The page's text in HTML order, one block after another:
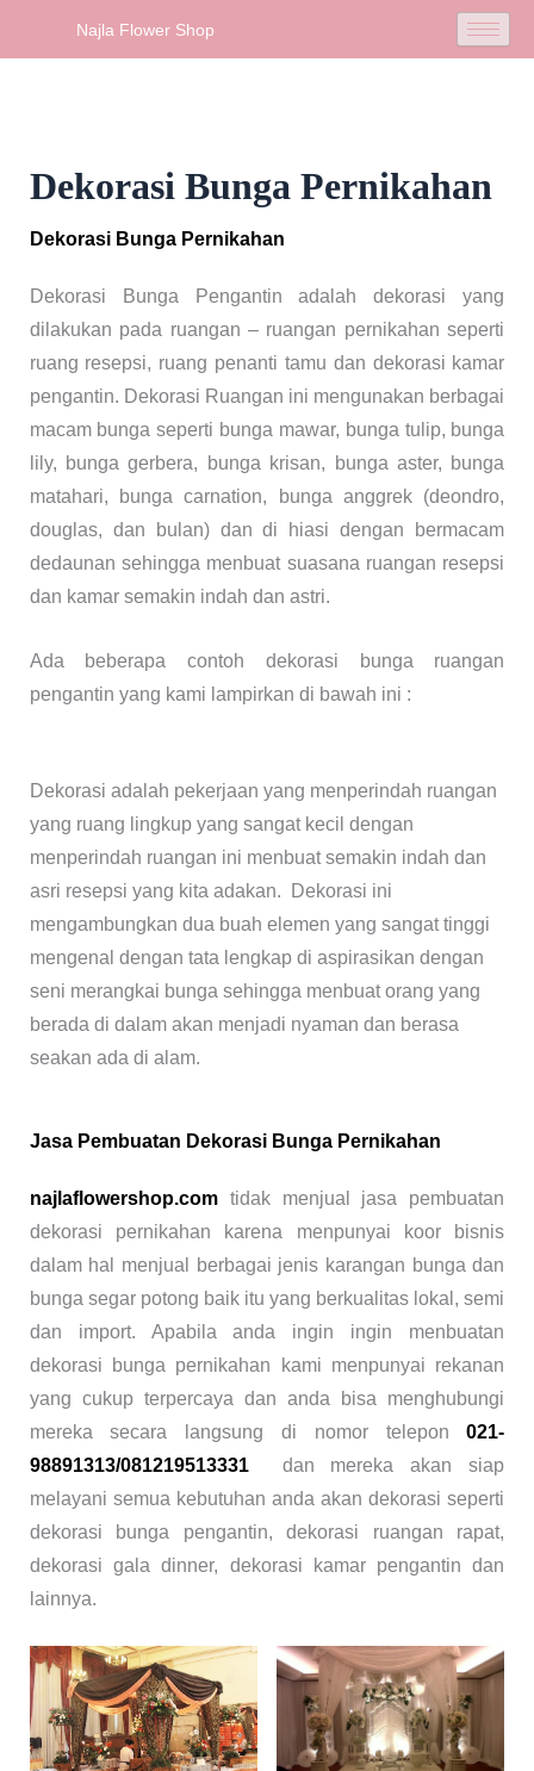
Najla Flower Shop
Dekorasi Bunga Pernikahan
Dekorasi Bunga Pernikahan
Dekorasi Bunga Pengantin adalah dekorasi yang
dilakukan pada ruangan – ruangan pernikahan seperti
ruang resepsi, ruang penanti tamu dan dekorasi kamar
pengantin. Dekorasi Ruangan ini mengunakan berbagai
macam bunga seperti bunga mawar, bunga tulip, bunga
lily, bunga gerbera, bunga krisan, bunga aster, bunga
matahari, bunga carnation, bunga anggrek (deondro,
douglas, dan bulan) dan di hiasi dengan bermacam
dedaunan sehingga menbuat suasana ruangan resepsi
dan kamar semakin indah dan astri.
Ada beberapa contoh dekorasi bunga ruangan
pengantin yang kami lampirkan di bawah ini :
Dekorasi adalah pekerjaan yang menperindah ruangan
yang ruang lingkup yang sangat kecil dengan
menperindah ruangan ini menbuat semakin indah dan
asri resepsi yang kita adakan. Dekorasi ini
mengambungkan dua buah elemen yang sangat tinggi
mengenal dengan tata lengkap di aspirasikan dengan
seni merangkai bunga sehingga menbuat orang yang
berada di dalam akan menjadi nyaman dan berasa
seakan ada di alam.
Jasa Pembuatan Dekorasi Bunga Pernikahan
najlaflowershop.comtidak menjual jasa pembuatan
dekorasi pernikahan karena menpunyai koor bisnis
dalam hal menjual berbagai jenis karangan bunga dan
bunga segar potong baik itu yang berkualitas lokal, semi
dan import. Apabila anda ingin ingin menbuatan
dekorasi bunga pernikahan kami menpunyai rekanan
yang cukup terpercaya dan anda bisa menghubungi
mereka secara langsung di nomor telepon021-
98891313/081219513331dan mereka akan siap
melayani semua kebutuhan anda akan dekorasi seperti
dekorasi bunga pengantin, dekorasi ruangan rapat,
dekorasi gala dinner, dekorasi kamar pengantin dan
lainnya.